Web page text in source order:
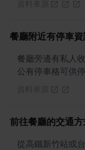
餐廳附近有停車資
餐廳旁邊有私人
公有停車格可供停
前往餐廳的交通方
從高鐵新竹站或